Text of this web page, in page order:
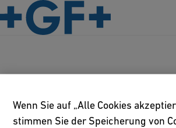
Wenn Sie auf „Alle Cookies
stimmen Sie der Speicherung von